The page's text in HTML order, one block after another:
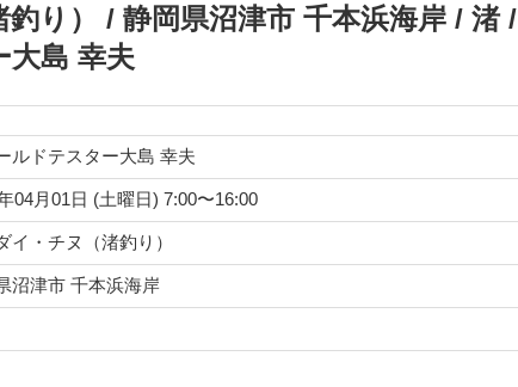
り）
/ 静岡県沼津市 千本浜海岸 / 渚 /
大島 幸夫
ルドテスター大島 幸夫
04月01日 (土曜日) 7:00〜16:00
イ・チヌ（渚釣り）
沼津市 千本浜海岸